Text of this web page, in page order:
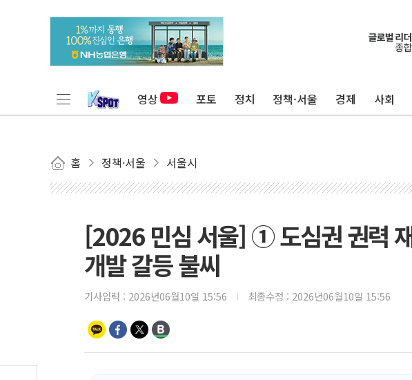
영상 포토 정치 정책·서울 경제 사회
홈 정책·서울 서울시
[2026 민심 서울] ① 도심권 권력
개발 갈등 불씨
기사입력 : 2026년06월10일 15:56 최종수정 : 2026년06월10일 15:56